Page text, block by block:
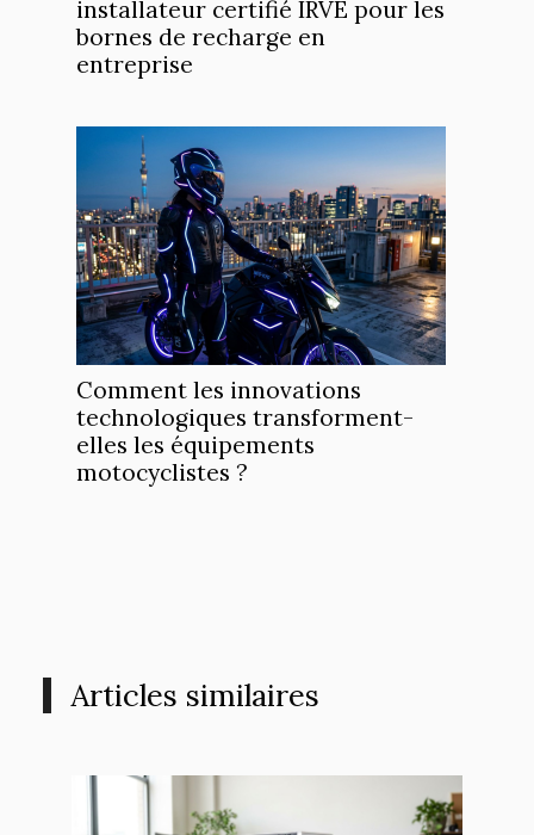
installateur certifié IRVE pour les
bornes de recharge en
entreprise
Comment les innovations
technologiques transforment-
elles les équipements
motocyclistes ?
Articles similaires